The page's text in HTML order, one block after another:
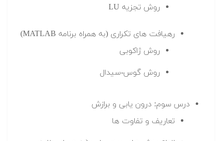
روش تجزیه LU
رهیافت های تکراری (به همراه برنامه MATLAB)
روش ژاکوبی
روش گوس-سیدال
درس سوم: درون یابی و برازش
تعاریف و تفاوت ها